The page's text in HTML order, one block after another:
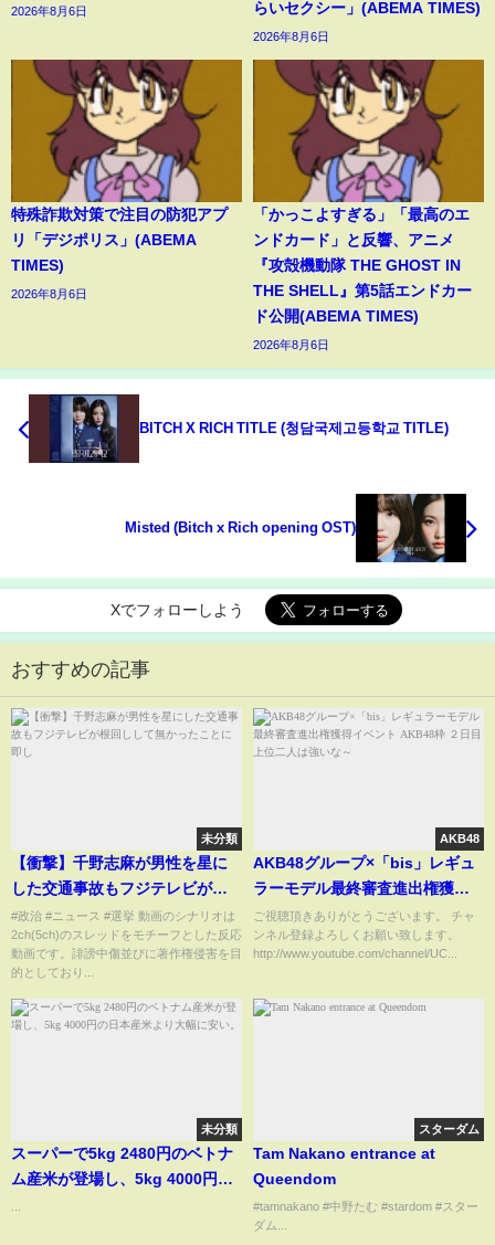
2026年8月6日 らいセクシー」(ABEMA TIMES)
2026年8月6日
特殊詐欺対策で注目の防犯アプ
リ「デジポリス」(ABEMA
TIMES)
2026年8月6日
「かっこよすぎる」「最高のエ
ンドカード」と反響、アニメ
『攻殻機動隊 THE GHOST IN
THE SHELL』第5話エンドカー
ド公開(ABEMA TIMES)
2026年8月6日
BITCH X RICH TITLE (청담국제고등학교 TITLE)
Misted (Bitch x Rich opening OST)
Xでフォローしよう
おすすめの記事
未分類
【衝撃】千野志麻が男性を星に
した交通事故もフジテレビが根
回しして無かったことに即し
#政治 #ニュース #選挙 動画のシナリオは
2ch(5ch)のスレッドをモチーフとした反応
動画です。誹謗中傷並びに著作権侵害を目
的としており...
AKB48
AKB48グループ×「bis」レギュ
ラーモデル最終審査進出権獲得
イベント AKB48枠 ２日目 上位
二人は強いな～
ご視聴頂きありがとうございます。 チャ
ンネル登録よろしくお願い致します。
http://www.youtube.com/channel/UC...
未分類
スーパーで5kg 2480円のベトナ
ム産米が登場し、5kg 4000円の
スターダム
Tam Nakano entrance at
Queendom
#tamnakano #中野たむ #stardom #スター
ダム...